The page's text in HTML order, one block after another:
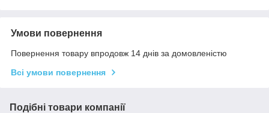
Умови повернення
Повернення товару впродовж 14 днів за домовленістю
Всі умови повернення
Подібні товари компанії